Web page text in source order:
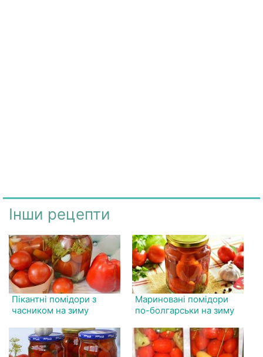
Інши рецепти
Пікантні помідори з
часником на зиму
Мариновані помідори
по-болгарськи на зиму